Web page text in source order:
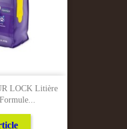
LOCK Litière